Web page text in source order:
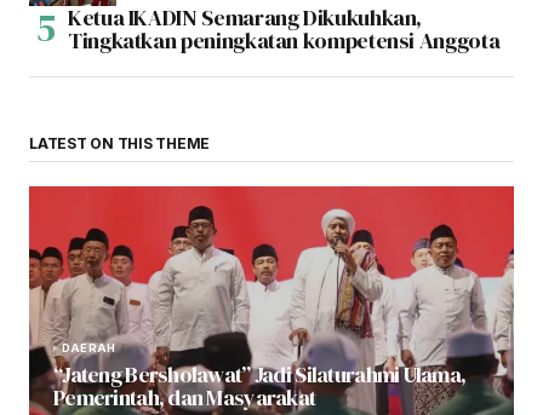
Ketua IKADIN Semarang Dikukuhkan,
Tingkatkan peningkatan kompetensi Anggota
LATEST ON THIS THEME
DAERAH
“Jateng Bersholawat” Jadi Silaturahmi Ulama,
Pemerintah, dan Masyarakat